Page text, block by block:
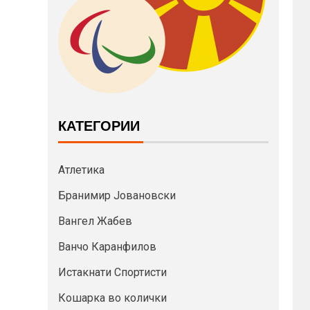
КАТЕГОРИИ
Атлетика
Бранимир Јовановски
Вангел Жабев
Ванчо Каранфилов
Истакнати Спортисти
Кошарка во колички